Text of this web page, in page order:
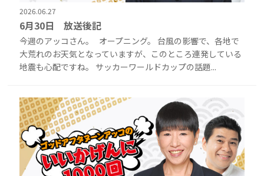
2026.06.27
6月30日 放送後記
今週のアッコさん。 オープニング。 台風の影響で、各地で
大荒れのお天気となっていますが、このところ連発している
地震も心配ですね。 サッカーワールドカップの話題...